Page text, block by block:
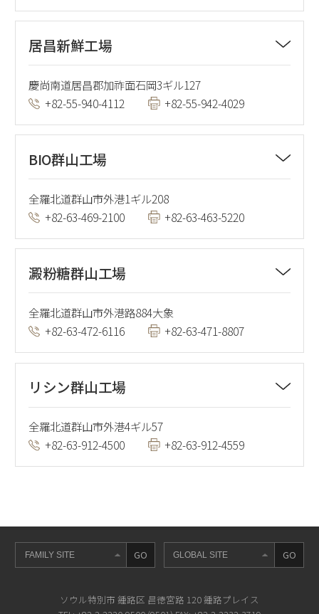
居昌新鮮工場
慶尚南道居昌郡加祚面石岡3ギル127
+82-55-940-4112
+82-55-942-4029
BIO群山工場
全羅北道群山市外港1ギル208
+82-63-469-2100
+82-63-463-5220
澱粉糖群山工場
全羅北道群山市外港路884大象
+82-63-472-6116
+82-63-471-8807
リシン群山工場
全羅北道群山市外港4ギル57
+82-63-912-4500
+82-63-912-4559
GO GO
ソウル特別市 鍾路区 昌徳宮路 120 鍾路プレイス